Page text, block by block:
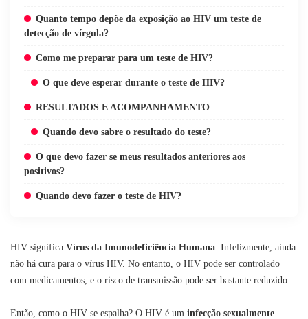
Quanto tempo depõe da exposição ao HIV um teste de
detecção de vírgula?
Como me preparar para um teste de HIV?
O que deve esperar durante o teste de HIV?
RESULTADOS E ACOMPANHAMENTO
Quando devo sabre o resultado do teste?
O que devo fazer se meus resultados anteriores aos
positivos?
Quando devo fazer o teste de HIV?
HIV significa Vírus da Imunodeficiência Humana . Infelizmente, ainda
não há cura para o vírus HIV. No entanto, o HIV pode ser controlado
com medicamentos, e o risco de transmissão pode ser bastante reduzido.
Então, como o HIV se espalha? O HIV é um infecção sexualmente